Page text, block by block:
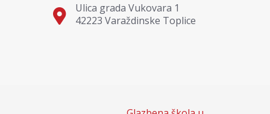
Ulica grada Vukovara 1
42223 Varaždinske Toplice